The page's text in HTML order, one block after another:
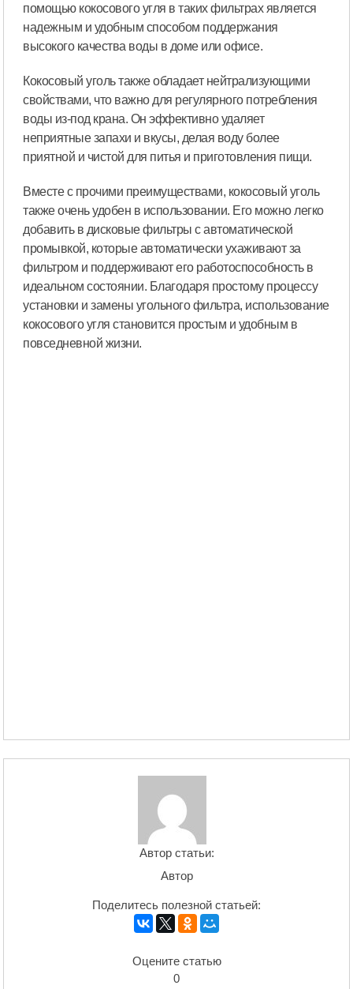
помощью кокосового угля в таких фильтрах является
надежным и удобным способом поддержания
высокого качества воды в доме или офисе.
Кокосовый уголь также обладает нейтрализующими
свойствами, что важно для регулярного потребления
воды из-под крана. Он эффективно удаляет
неприятные запахи и вкусы, делая воду более
приятной и чистой для питья и приготовления пищи.
Вместе с прочими преимуществами, кокосовый уголь
также очень удобен в использовании. Его можно легко
добавить в дисковые фильтры с автоматической
промывкой, которые автоматически ухаживают за
фильтром и поддерживают его работоспособность в
идеальном состоянии. Благодаря простому процессу
установки и замены угольного фильтра, использование
кокосового угля становится простым и удобным в
повседневной жизни.
Автор статьи:
Автор
Поделитесь полезной статьей:
Оцените статью
0